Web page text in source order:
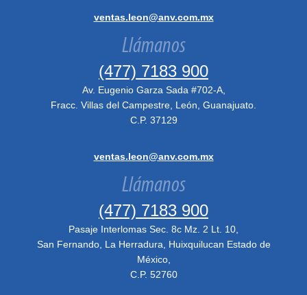
ventas.leon@anv.com.mx
Llámanos
(477) 7183 900
Av. Eugenio Garza Sada #702-A,
Fracc. Villas del Campestre, León, Guanajuato.
C.P. 37129
ventas.leon@anv.com.mx
Llámanos
(477) 7183 900
Pasaje Interlomas Sec. 8c Mz. 2 Lt. 10,
San Fernando, La Herradura, Huixquilucan Estado de
México,
C.P. 52760